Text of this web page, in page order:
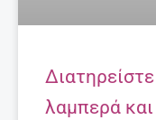
λαμπερά